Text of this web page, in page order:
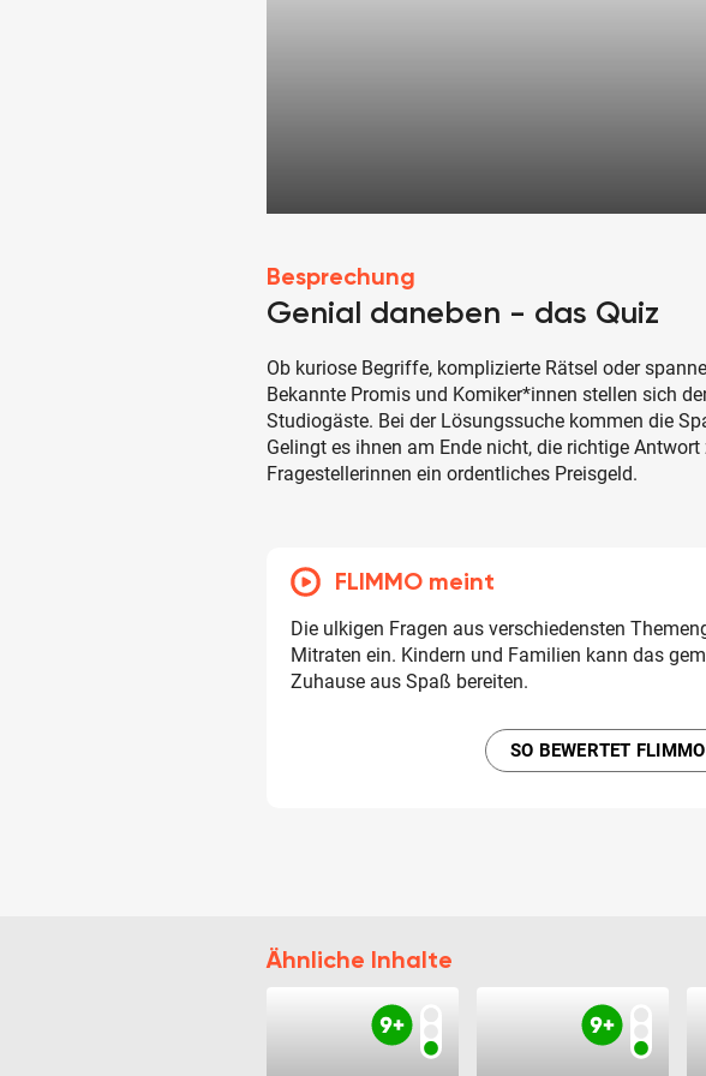
Besprechung
Genial daneben - das Quiz
Ob kuriose Begriffe, komplizierte Rätsel oder
Bekannte Promis und Komiker*innen stellen sich
Studiogäste. Bei der Lösungssuche kommen die
Gelingt es ihnen am Ende nicht, die richtige
Fragestellerinnen ein ordentliches Preisgeld.
FLIMMO meint
Die ulkigen Fragen aus verschiedensten
Mitraten ein. Kindern und Familien kann das
Zuhause aus Spaß bereiten.
SO BEWERTET FLIMMO
Ähnliche Inhalte